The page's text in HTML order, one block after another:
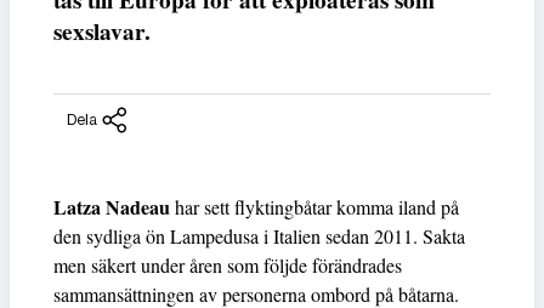
sexslavar.
Dela
Latza Nadeauhar sett flyktingbåtar komma iland på
den sydliga ön Lampedusa i Italien sedan 2011. Sakta
men säkert under åren som följde förändrades
sammansättningen av personerna ombord på båtarna.